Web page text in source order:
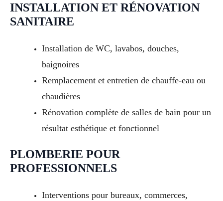
INSTALLATION ET RÉNOVATION
SANITAIRE
Installation de WC, lavabos, douches,
baignoires
Remplacement et entretien de chauffe-eau ou
chaudières
Rénovation complète de salles de bain pour un
résultat esthétique et fonctionnel
PLOMBERIE POUR
PROFESSIONNELS
Interventions pour bureaux, commerces,